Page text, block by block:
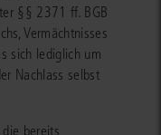
§§ 2371 ff. BGB
Vermächtnisses
sich lediglich um
Nachlass selbst
bereits